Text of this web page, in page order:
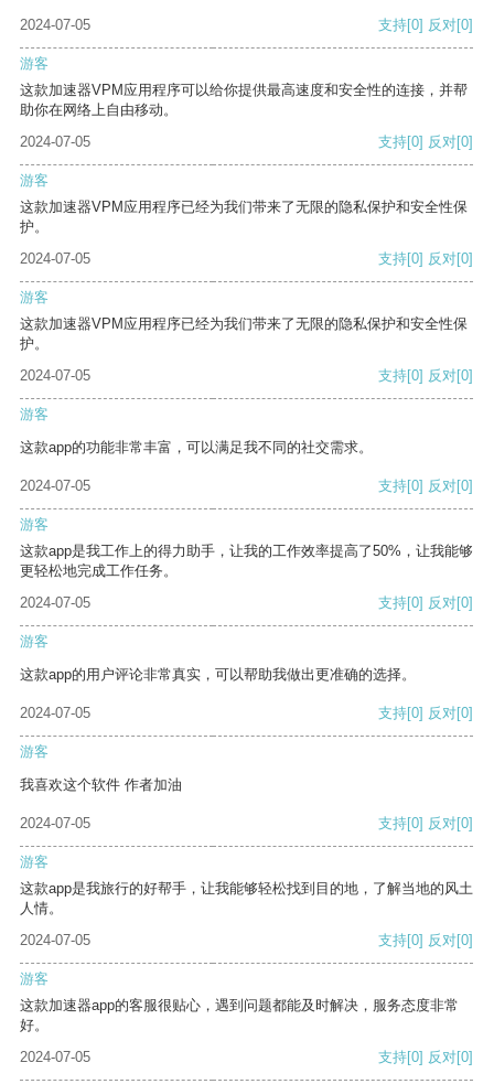
2024-07-05
支持[0] 反对[0]
游客
这款加速器VPM应用程序可以给你提供最高速度和安全性的连接，并帮
助你在网络上自由移动。
2024-07-05
支持[0] 反对[0]
游客
这款加速器VPM应用程序已经为我们带来了无限的隐私保护和安全性保
护。
2024-07-05
支持[0] 反对[0]
游客
这款加速器VPM应用程序已经为我们带来了无限的隐私保护和安全性保
护。
2024-07-05
支持[0] 反对[0]
游客
这款app的功能非常丰富，可以满足我不同的社交需求。
2024-07-05 支持[0] 反对[0]
游客
这款app是我工作上的得力助手，让我的工作效率提高了50%，让我能够
更轻松地完成工作任务。
2024-07-05
支持[0] 反对[0]
游客
这款app的用户评论非常真实，可以帮助我做出更准确的选择。
2024-07-05 支持[0] 反对[0]
游客
我喜欢这个软件 作者加油
2024-07-05 支持[0] 反对[0]
游客
这款app是我旅行的好帮手，让我能够轻松找到目的地，了解当地的风土
人情。
2024-07-05
支持[0] 反对[0]
游客
这款加速器app的客服很贴心，遇到问题都能及时解决，服务态度非常
好。
2024-07-05
支持[0] 反对[0]